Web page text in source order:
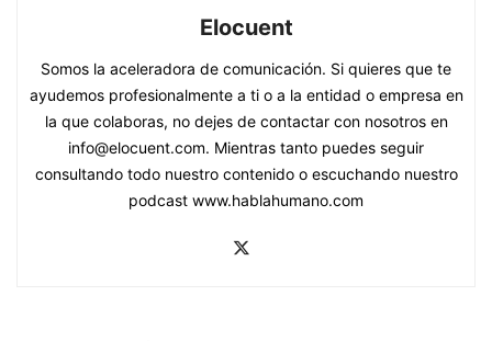
Elocuent
Somos la aceleradora de comunicación. Si quieres que te
ayudemos profesionalmente a ti o a la entidad o empresa en
la que colaboras, no dejes de contactar con nosotros en
info@elocuent.com. Mientras tanto puedes seguir
consultando todo nuestro contenido o escuchando nuestro
podcast www.hablahumano.com